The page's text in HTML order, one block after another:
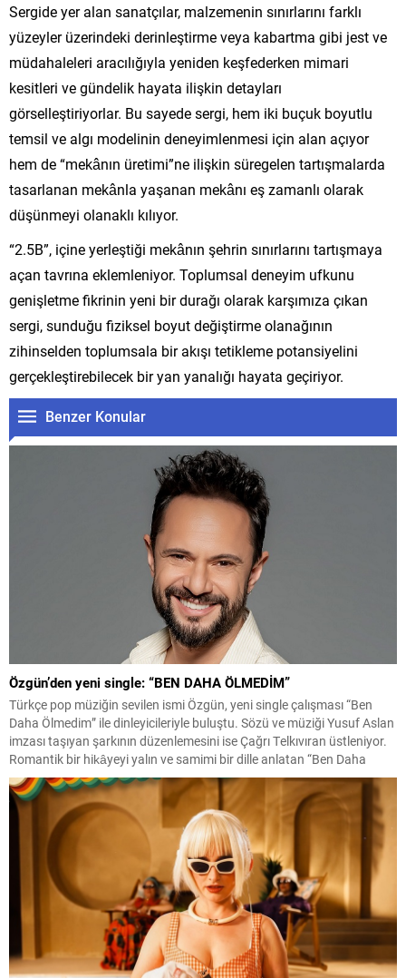
Sergide yer alan sanatçılar, malzemenin sınırlarını farklı
yüzeyler üzerindeki derinleştirme veya kabartma gibi jest ve
müdahaleleri aracılığıyla yeniden keşfederken mimari
kesitleri ve gündelik hayata ilişkin detayları
görselleştiriyorlar. Bu sayede sergi, hem iki buçuk boyutlu
temsil ve algı modelinin deneyimlenmesi için alan açıyor
hem de “mekânın üretimi”ne ilişkin süregelen tartışmalarda
tasarlanan mekânla yaşanan mekânı eş zamanlı olarak
düşünmeyi olanaklı kılıyor.
“2.5B”, içine yerleştiği mekânın şehrin sınırlarını tartışmaya
açan tavrına eklemleniyor. Toplumsal deneyim ufkunu
genişletme fikrinin yeni bir durağı olarak karşımıza çıkan
sergi, sunduğu fiziksel boyut değiştirme olanağının
zihinselden toplumsala bir akışı tetikleme potansiyelini
gerçekleştirebilecek bir yan yanalığı hayata geçiriyor.
Benzer Konular
Özgün’den yeni single: “BEN DAHA ÖLMEDİM”
Türkçe pop müziğin sevilen ismi Özgün, yeni single çalışması “Ben
Daha Ölmedim” ile dinleyicileriyle buluştu. Sözü ve müziği Yusuf Aslan
imzası taşıyan şarkının düzenlemesini ise Çağrı Telkıvıran üstleniyor.
Romantik bir hikâyeyi yalın ve samimi bir dille anlatan “Ben Daha
Ölmedim”, beklemekten vazgeçmeyen ve sevgisini her şeye rağmen
içinde yaşatmaya devam...